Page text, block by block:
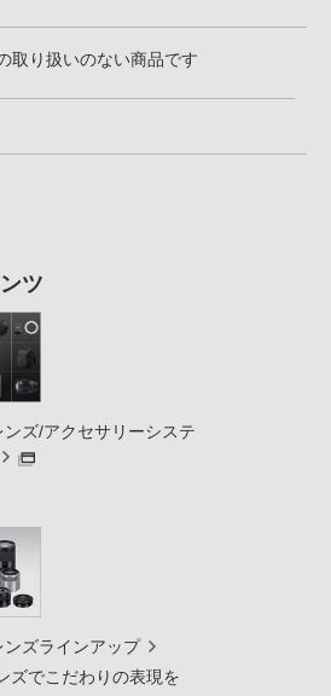
り扱いのない商品です
ツ
ズ/アクセサリーシステ
ンズラインアップ
ズでこだわりの表現を